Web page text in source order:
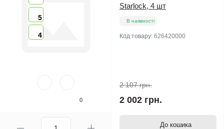
5
4
0
Starlock, 4 шт
В наявності
Код товару: 626420000
2 107 грн.
2 002 грн.
До кошика